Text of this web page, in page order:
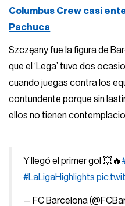
Columbus Crew casi
Pachuca
Szczęsny fue la figura de
que el ‘Lega’ tuvo dos
cuando juegas contra los
contundente porque sin
ellos no tienen
Y llegó el primer gol 💥🔥
#LaLigaHighlights
— FC Barcelona